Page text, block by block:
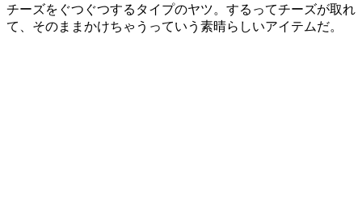
チーズをぐつぐつするタイプのヤツ。するってチーズが取れ
て、そのままかけちゃうっていう素晴らしいアイテムだ。